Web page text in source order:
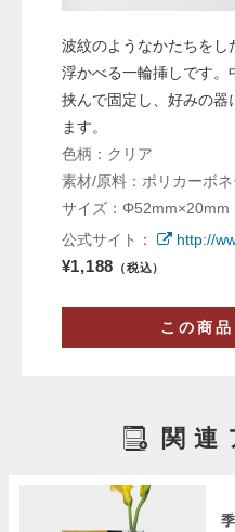
波紋のようなかたちをし
浮かべる一輪挿しです。
挟んで固定し、好みの器
ます。
色柄：クリア
素材/原料：ポリカーボネ
サイズ：Φ52mm×20mm
公式サイト：
http://
¥1,188 （税込）
この商
関連